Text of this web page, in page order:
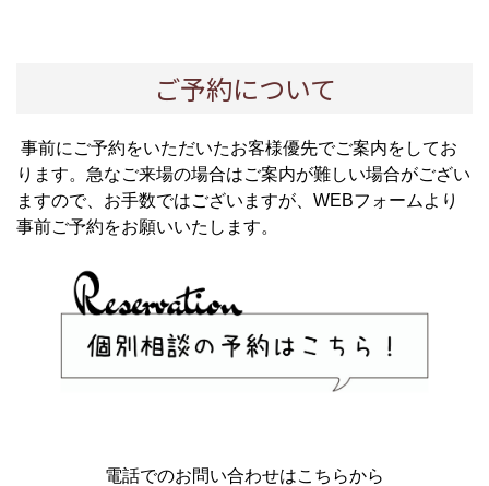
ご予約について
事前にご予約をいただいたお客様優先でご案内をしてお
ります。急なご来場の場合はご案内が難しい場合がござい
ますので、お手数ではございますが、WEBフォームより
事前ご予約をお願いいたします。
電話でのお問い合わせはこちらから